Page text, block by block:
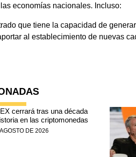
economías nacionales. Incluso:
que tiene la capacidad de
al establecimiento de nuevas
cerrará tras una década
en las criptomonedas
DE 2026